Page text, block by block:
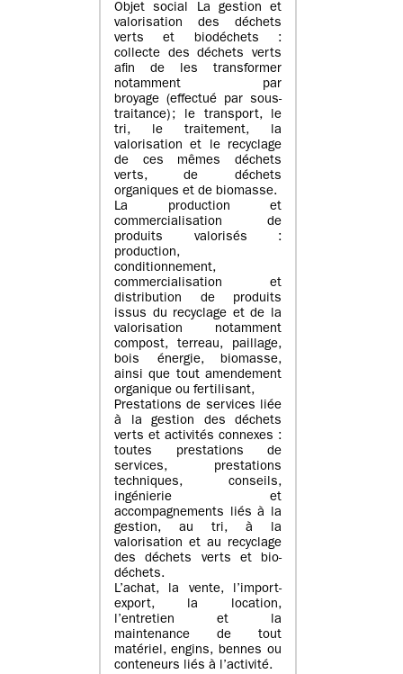
Objet social La gestion et
valorisation des déchets
verts et biodéchets :
collecte des déchets verts
afin de les transformer
notamment par
broyage (effectué par sous-
traitance) ; le transport, le
tri, le traitement, la
valorisation et le recyclage
de ces mêmes déchets
verts, de déchets
organiques et de biomasse.
La production et
commercialisation de
produits valorisés :
production,
conditionnement,
commercialisation et
distribution de produits
issus du recyclage et de la
valorisation notamment
compost, terreau, paillage,
bois énergie, biomasse,
ainsi que tout amendement
organique ou fertilisant,
Prestations de services liée
à la gestion des déchets
verts et activités connexes :
toutes prestations de
services, prestations
techniques, conseils,
ingénierie et
accompagnements liés à la
gestion, au tri, à la
valorisation et au recyclage
des déchets verts et bio-
déchets.
L’achat, la vente, l’import-
export, la location,
l’entretien et la
maintenance de tout
matériel, engins, bennes ou
conteneurs liés à l’activité.